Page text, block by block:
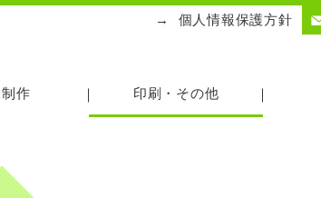
作 印刷・その他
→ 個人情報保護方針